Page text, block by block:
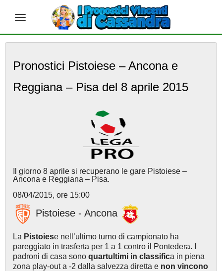
Pronostici Pistoiese – Ancona e
Reggiana – Pisa del 8 aprile 2015
Il giorno 8 aprile si recuperano le gare Pistoiese –
Ancona e Reggiana – Pisa.
08/04/2015, ore 15:00
Pistoiese - Ancona
La Pistoiese nell’ultimo turno di campionato ha
pareggiato in trasferta per 1 a 1 contro il Pontedera. I
padroni di casa sono quartultimi in classifica in piena
zona play-out a -2 dalla salvezza diretta e non vincono